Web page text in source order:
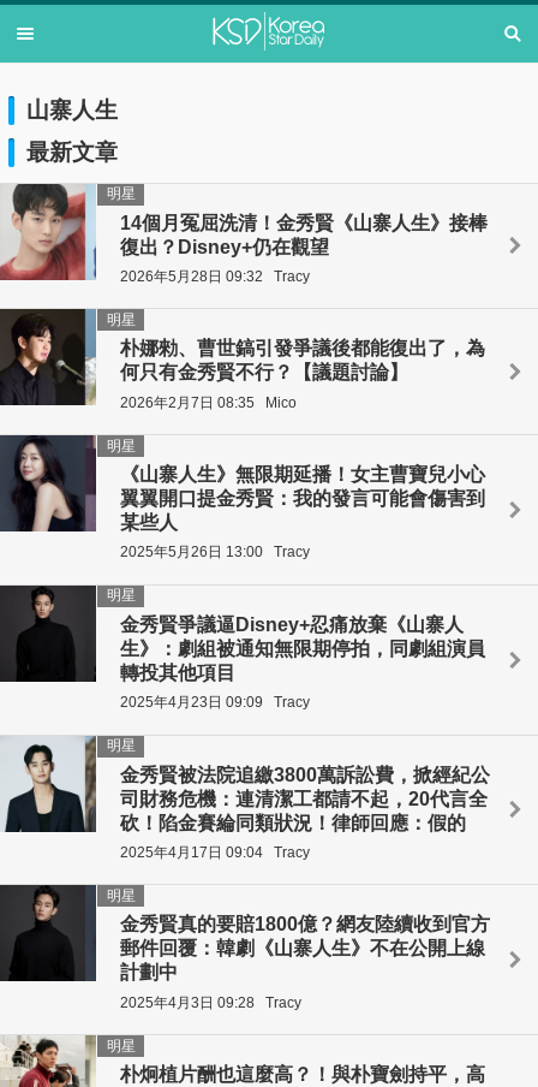
山寨人生
最新文章
14個月冤屈洗清！金秀賢《山寨人生》接棒
復出？Disney+仍在觀望
明星
2026年5月28日 09:32 Tracy
朴娜勑、曹世鎬引發爭議後都能復出了，為
何只有金秀賢不行？【議題討論】
明星
2026年2月7日 08:35 Mico
《山寨人生》無限期延播！女主曹寶兒小心
翼翼開口提金秀賢：我的發言可能會傷害到
某些人
明星
2025年5月26日 13:00 Tracy
金秀賢爭議逼Disney+忍痛放棄《山寨人
生》：劇組被通知無限期停拍，同劇組演員
轉投其他項目
明星
2025年4月23日 09:09 Tracy
金秀賢被法院追繳3800萬訴訟費，掀經紀公
司財務危機：連清潔工都請不起，20代言全
砍！陷金賽綸同類狀況！律師回應：假的
明星
2025年4月17日 09:04 Tracy
金秀賢真的要賠1800億？網友陸續收到官方
郵件回覆：韓劇《山寨人生》不在公開上線
計劃中
明星
2025年4月3日 09:28 Tracy
朴炯植片酬也這麼高？！與朴寶劍持平，高
明星